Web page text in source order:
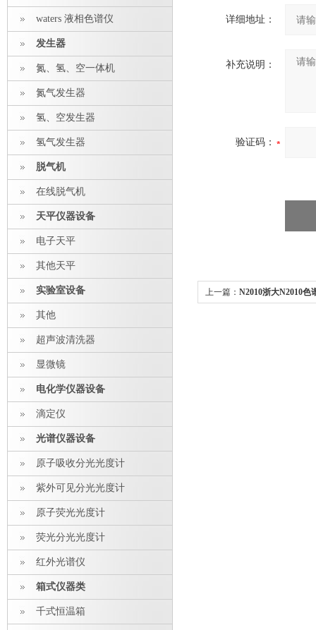
waters 液相色谱仪
发生器
氮、氢、空一体机
氮气发生器
氢、空发生器
氢气发生器
脱气机
在线脱气机
天平仪器设备
电子天平
其他天平
实验室设备
其他
超声波清洗器
显微镜
电化学仪器设备
滴定仪
光谱仪器设备
原子吸收分光光度计
紫外可见分光光度计
原子荧光光度计
荧光分光光度计
红外光谱仪
箱式仪器类
千式恒温箱
详细地址：
补充说明：
验证码：
上一篇： N2010浙大N2010色